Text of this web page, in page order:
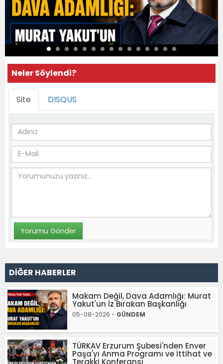
Neler Söylendi?
Site DISQUS
DİĞER HABERLER
Makam Değil, Dava Adamlığı: Murat
Yakut'un İz Bırakan Başkanlığı
05-08-2026 - GÜNDEM
TÜRKAV Erzurum Şubesi'nden Enver
Paşa'yı Anma Programı ve İttihat ve
Terakki Konferansı